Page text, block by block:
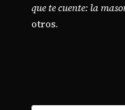
que te cuente: la
otros.